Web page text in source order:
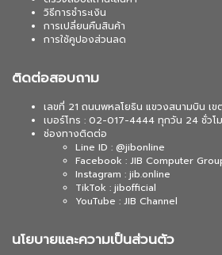
วิธีการชำระเงิน
การเปลี่ยนคืนสินค้า
การใช้คูปองส่วนลด
ติดต่อสอบถาม
เลขที่ 21 ถนนพหลโยธิน แขวงสนามบิน เ
เบอร์โทร : 02-017-4444 ทุกวัน 24 ชั่วโ
ช่องทางติดต่อ
Line ID : @jibonline
Facebook : JIB Computer
Instagram : jib.online
TikTok : jibofficial
YouTube : JIB Channel
นโยบายและความเป็นส่วนตัว